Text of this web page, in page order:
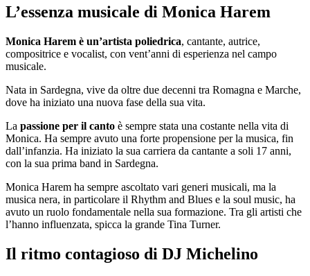
L’essenza musicale di Monica Harem
Monica Harem è un’artista poliedrica, cantante, autrice,
compositrice e vocalist, con vent’anni di esperienza nel campo
musicale.
Nata in Sardegna, vive da oltre due decenni tra Romagna e Marche,
dove ha iniziato una nuova fase della sua vita.
La passione per il canto è sempre stata una costante nella vita di
Monica. Ha sempre avuto una forte propensione per la musica, fin
dall’infanzia. Ha iniziato la sua carriera da cantante a soli 17 anni,
con la sua prima band in Sardegna.
Monica Harem ha sempre ascoltato vari generi musicali, ma la
musica nera, in particolare il Rhythm and Blues e la soul music, ha
avuto un ruolo fondamentale nella sua formazione. Tra gli artisti che
l’hanno influenzata, spicca la grande Tina Turner.
Il ritmo contagioso di DJ Michelino